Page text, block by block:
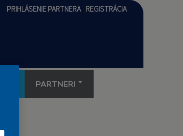
PRIHLÁSENIE PARTNERA REGISTRÁCIA
PARTNERI